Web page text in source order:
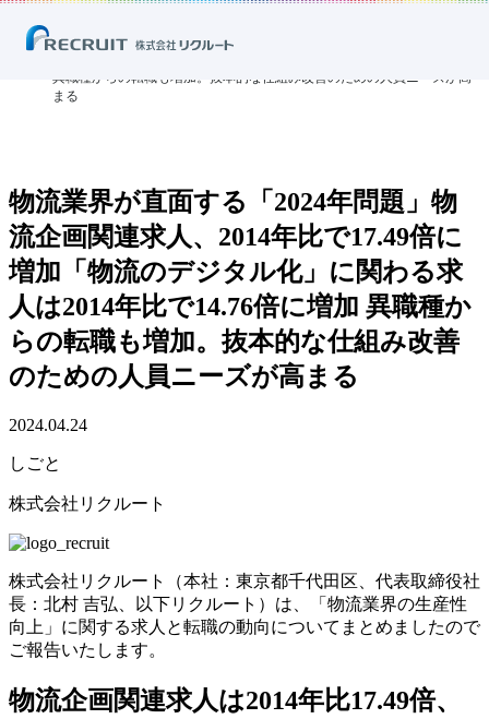
物流業界が直面する「2024年問題」物流企画関連求人、2014年比で17.49
異職種からの転職も増加。抜本的な仕組み改善のための人員ニーズが高
まる
物流業界が直面する「2024年問題」物
流企画関連求人、2014年比で17.49倍に
増加「物流のデジタル化」に関わる求
人は2014年比で14.76倍に増加 異職種か
らの転職も増加。抜本的な仕組み改善
のための人員ニーズが高まる
2024.04.24
しごと
株式会社リクルート
株式会社リクルート（本社：東京都千代田区、代表取締役社
長：北村 吉弘、以下リクルート）は、「物流業界の生産性
向上」に関する求人と転職の動向についてまとめましたので
ご報告いたします。
物流企画関連求人は2014年比17.49倍、